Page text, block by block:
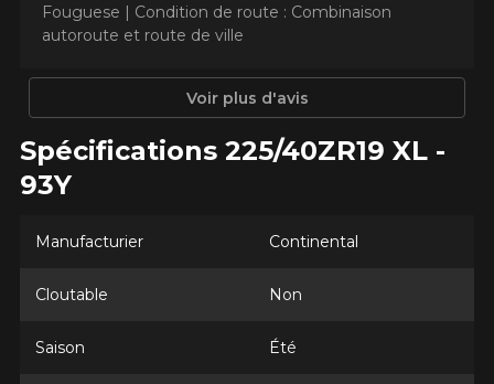
Fouguese | Condition de route : Combinaison
autoroute et route de ville
Voir plus d'avis
Spécifications 225/40ZR19 XL -
93Y
Manufacturier Continental
Cloutable Non
Saison Été
AJOUTER UN AVIS
Votre avis concernant le
EXTREME​CONTACT DWS 06
PLUS
Nom